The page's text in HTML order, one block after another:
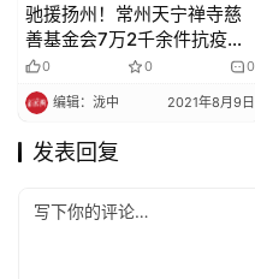
驰援扬州！常州天宁禅寺慈
善基金会7万2千余件抗疫物
资已发往一线
0 0 0
编辑：泷中 2021年8月9日
发表回复